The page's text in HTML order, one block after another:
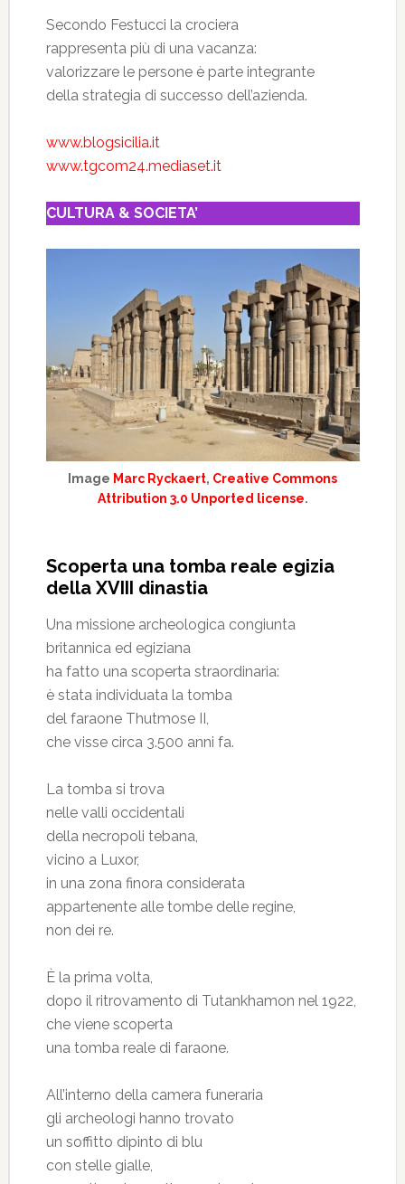
Secondo Festucci la crociera
rappresenta più di una vacanza:
valorizzare le persone è parte integrante
della strategia di successo dell’azienda.
www.blogsicilia.it
www.tgcom24.mediaset.it
CULTURA & SOCIETA’
Image Marc Ryckaert, Creative Commons
Attribution 3.0 Unported license.
Scoperta una tomba reale egizia
della XVIII dinastia
Una missione archeologica congiunta
britannica ed egiziana
ha fatto una scoperta straordinaria:
è stata individuata la tomba
del faraone Thutmose II,
che visse circa 3.500 anni fa.
La tomba si trova
nelle valli occidentali
della necropoli tebana,
vicino a Luxor,
in una zona finora considerata
appartenente alle tombe delle regine,
non dei re.
È la prima volta,
dopo il ritrovamento di Tutankhamon nel 1922,
che viene scoperta
una tomba reale di faraone.
All’interno della camera funeraria
gli archeologi hanno trovato
un soffitto dipinto di blu
con stelle gialle,